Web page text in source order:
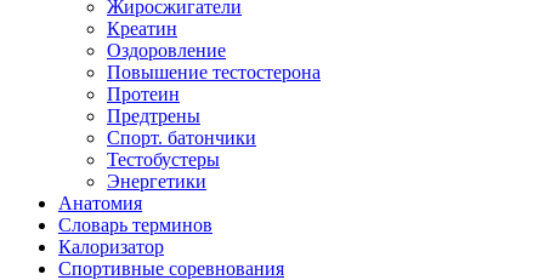
Жиросжигатели
Креатин
Оздоровление
Повышение тестостерона
Протеин
Предтрены
Спорт. батончики
Тестобустеры
Энергетики
Анатомия
Словарь терминов
Калоризатор
Спортивные соревнования